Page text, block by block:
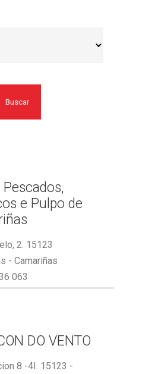
Buscar
e Pulpo de
2. 15123
- Camariñas
063
DO VENTO
8 -4I. 15123 -